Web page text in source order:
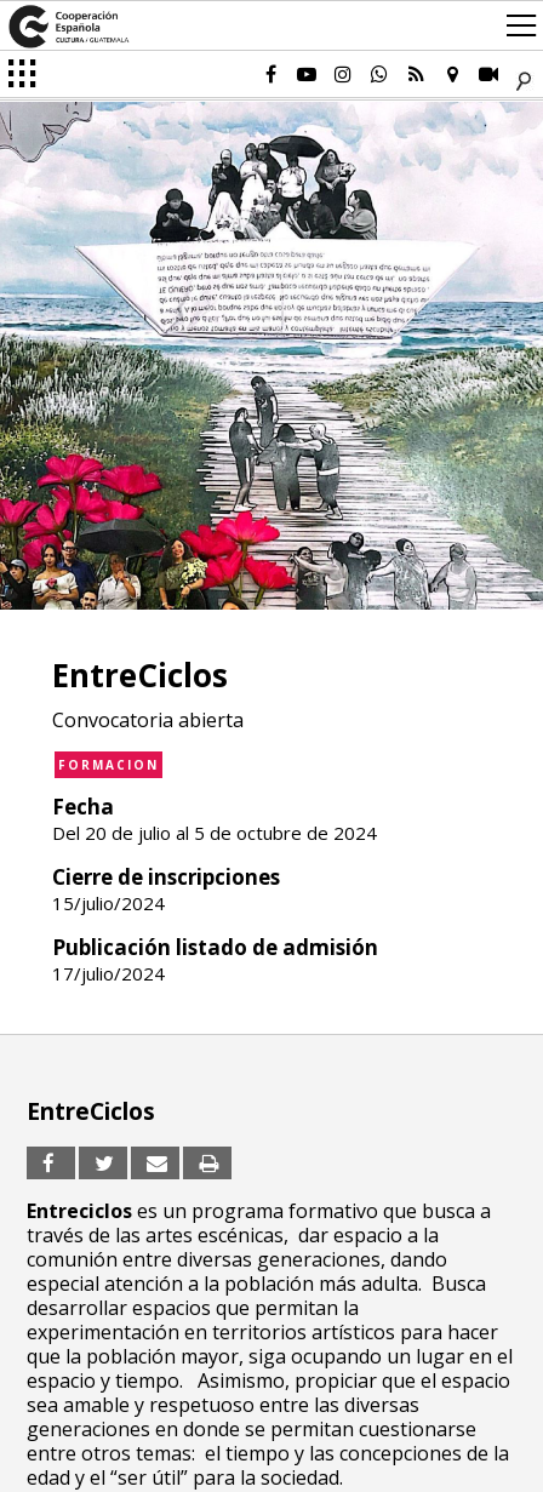
EntreCiclos
Convocatoria abierta
FORMACION
Fecha
Del 20 de julio al 5 de octubre de 2024
Cierre de inscripciones
15/julio/2024
Publicación listado de admisión
17/julio/2024
EntreCiclos
Entrecicloses un programa formativo que busca a
través de las artes escénicas, dar espacio a la
comunión entre diversas generaciones, dando
especial atención a la población más adulta. Busca
desarrollar espacios que permitan la
experimentación en territorios artísticos para hacer
que la población mayor, siga ocupando un lugar en el
espacio y tiempo. Asimismo, propiciar que el espacio
sea amable y respetuoso entre las diversas
generaciones en donde se permitan cuestionarse
entre otros temas: el tiempo y las concepciones de la
edad y el “ser útil” para la sociedad.